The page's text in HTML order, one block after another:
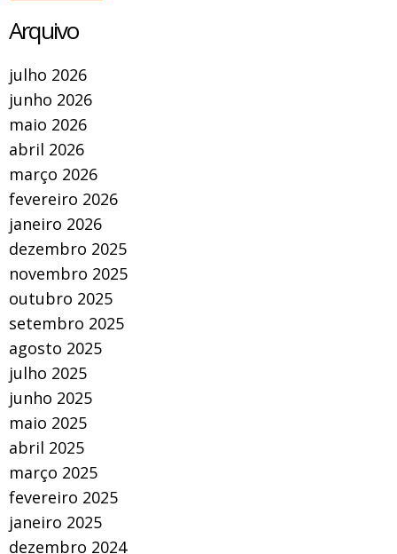
Arquivo
julho 2026
junho 2026
maio 2026
abril 2026
março 2026
fevereiro 2026
janeiro 2026
dezembro 2025
novembro 2025
outubro 2025
setembro 2025
agosto 2025
julho 2025
junho 2025
maio 2025
abril 2025
março 2025
fevereiro 2025
janeiro 2025
dezembro 2024